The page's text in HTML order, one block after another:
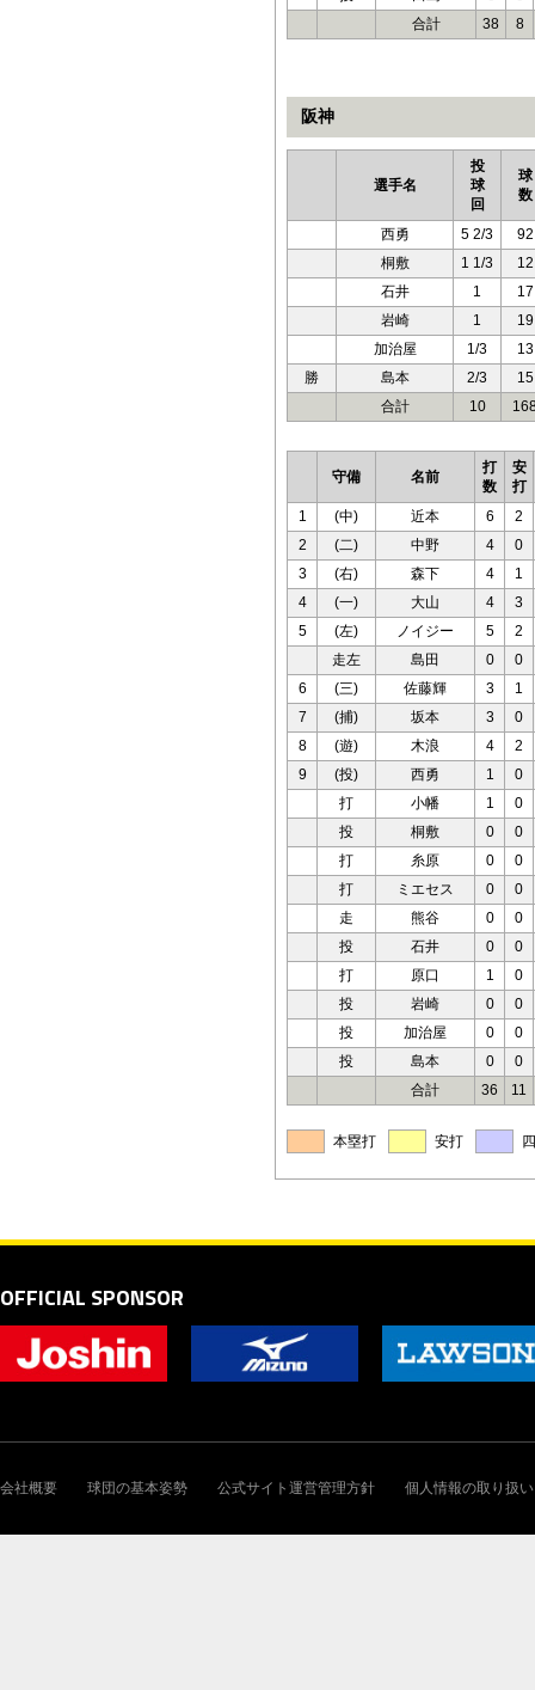
合計
38 8
阪神
選手名
投
球
回
球
数
西勇 5 2/3
92
桐敷
1 1/3
12
石井
1
17
岩崎
1
19
加治屋
1/3
13
勝
島本 2/3
15
合計
10
守備 名前
打
数
安
打
1
(中) 近本 6
2
2
(二) 中野 4
0
3
(右) 森下 4
1
4
(一) 大山 4
3
5
(左) ノイジー 5
2
走左
島田 0
0
6
(三) 佐藤輝 3
1
7
(捕) 坂本 3
0
8
(遊) 木浪 4
2
9
(投) 西勇 1
0
打
小幡 1
0
投
桐敷 0
0
打
糸原 0
0
打
ミエセス 0
0
走
熊谷 0
0
投
石井 0
0
打
原口 1
0
投
岩崎 0
0
投
加治屋 0
0
投
島本 0
0
合計
36 11
本塁打 安打
OFFICIAL SPONSOR
会社概要 球団の基本姿勢 公式サイト運営管理方針 個人情報の取り扱い